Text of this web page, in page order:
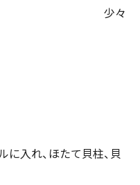
少々
入れ、ほたて貝柱、貝